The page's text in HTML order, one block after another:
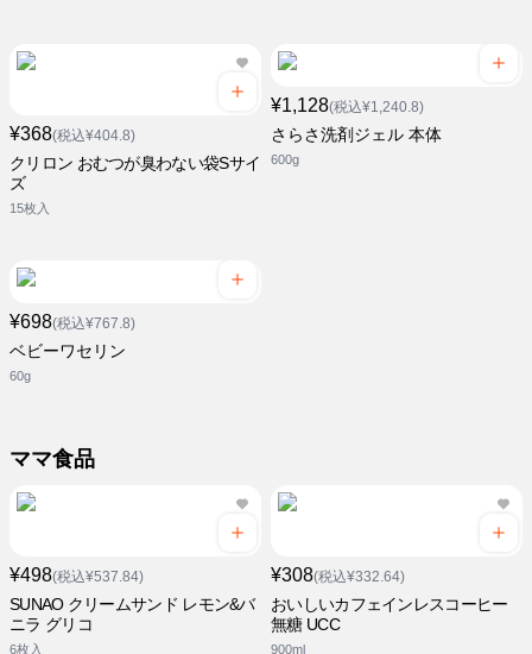
¥368(税込¥404.8)
クリロン おむつが臭わない袋Sサイ
ズ
15枚入
¥1,128(税込¥1,240.8)
さらさ洗剤ジェル 本体
600g
¥698(税込¥767.8)
ベビーワセリン
60g
ママ食品
¥498(税込¥537.84)
SUNAO クリームサンド レモン&バ
ニラ グリコ
6枚入
¥308(税込¥332.64)
おいしいカフェインレスコーヒー
無糖 UCC
900ml